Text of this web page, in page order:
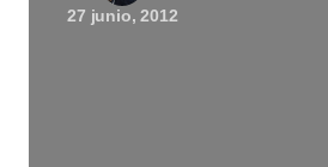
27 junio, 2012